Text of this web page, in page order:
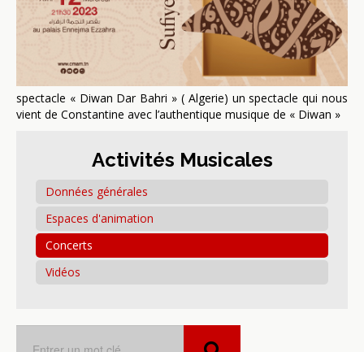
spectacle « Diwan Dar Bahri » ( Algerie) un spectacle qui nous
vient de Constantine avec l’authentique musique de « Diwan »
Activités Musicales
Données générales
Espaces d'animation
Concerts
Vidéos